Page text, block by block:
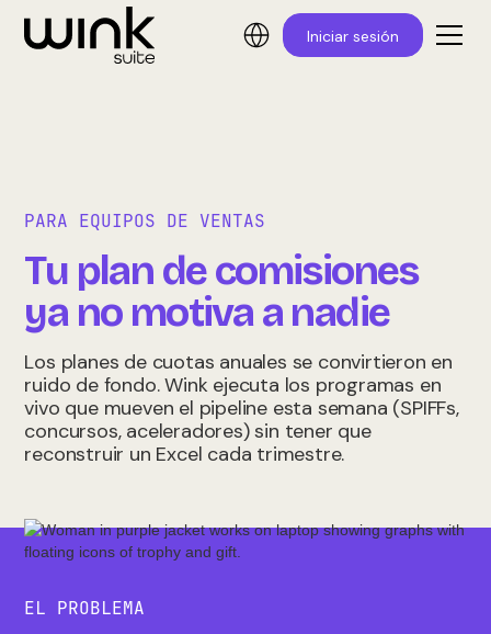
Iniciar sesión
PARA EQUIPOS DE VENTAS
Tu plan de comisiones
ya no motiva a nadie
Los planes de cuotas anuales se convirtieron en
ruido de fondo. Wink ejecuta los programas en
vivo que mueven el pipeline esta semana (SPIFFs,
concursos, aceleradores) sin tener que
reconstruir un Excel cada trimestre.
EL PROBLEMA